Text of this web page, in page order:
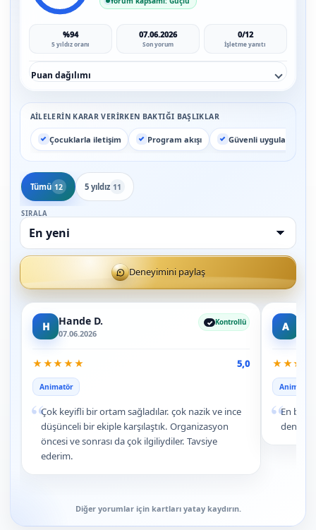
%94
5 yıldız oranı
07.06.2026
Son yorum
0/12
İşletme yanıtı
Puan dağılımı
AILELERIN KARAR VERIRKEN BAKTIĞI BAŞLIKLAR
Çocuklarla iletişim Program akışı Güvenli uygulama
Tümü 12 5 yıldız 11
SIRALA
Deneyimini paylaş
H Hande D.
07.06.2026
Kontrollü
★★★★★ 5,0
Animatör
“Çok keyifli bir ortam sağladılar. çok nazik ve ince
düşünceli bir ekiple karşılaştık. Organizasyon
öncesi ve sonrası da çok ilgiliydiler. Tavsiye
ederim.
A
★★★
Animatör
“En
Diğer yorumlar için kartları yatay kaydırın.